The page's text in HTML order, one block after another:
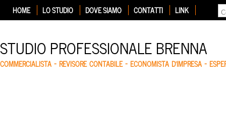
HOME LO STUDIO DOVE SIAMO CONTATTI LINK
STUDIO PROFESSIONALE BRENNA
COMMERCIALISTA – REVISORE CONTABILE – ECONOMISTA D'IMPRESA –